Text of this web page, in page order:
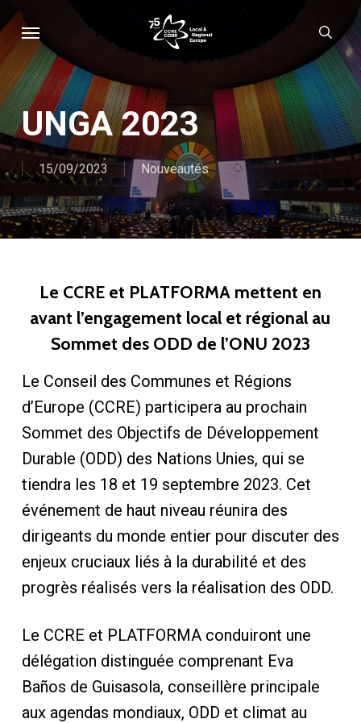
Skip
main
content
Menu
UNGA 2023
15/09/2023 Nouveautés
Le CCRE et PLATFORMA mettent en
avant l’engagement local et régional au
Sommet des ODD de l’ONU 2023
Le Conseil des Communes et Régions
d’Europe (CCRE) participera au prochain
Sommet des Objectifs de Développement
Durable (ODD) des Nations Unies, qui se
tiendra les 18 et 19 septembre 2023. Cet
événement de haut niveau réunira des
dirigeants du monde entier pour discuter des
enjeux cruciaux liés à la durabilité et des
progrès réalisés vers la réalisation des ODD.
Le CCRE et PLATFORMA conduiront une
délégation distinguée comprenant Eva
Baños de Guisasola, conseillère principale
aux agendas mondiaux, ODD et climat au